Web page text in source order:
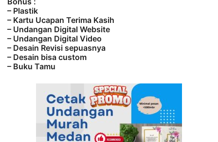
– Plastik
– Kartu Ucapan Terima Kasih
– Undangan Digital Website
– Undangan Digital Video
– Desain Revisi sepuasnya
– Desain bisa custom
– Buku Tamu